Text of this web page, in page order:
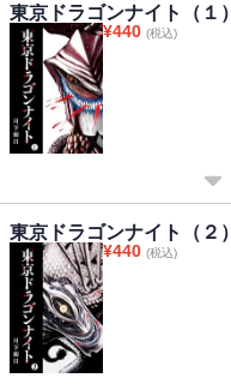
東京ドラゴンナイト（１）
¥440 (税込)
東京ドラゴンナイト（２）
¥440 (税込)